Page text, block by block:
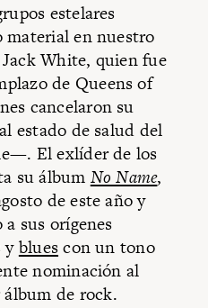
estelares
material en nuestro
White, quien fue
de Queens of
cancelaron su
estado de salud del
El exlíder de los
su álbum No Name,
de este año y
sus orígenes
ybluescon un tono
nominación al
de rock.